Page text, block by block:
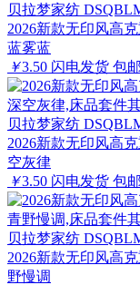
贝拉梦家纺
2026新款无印风高
蓝雾蓝
￥3.50 闪电发货 包邮
贝拉梦家纺
2026新款无印风高
空灰律
￥3.50 闪电发货 包邮
贝拉梦家纺
2026新款无印风高
野慢调